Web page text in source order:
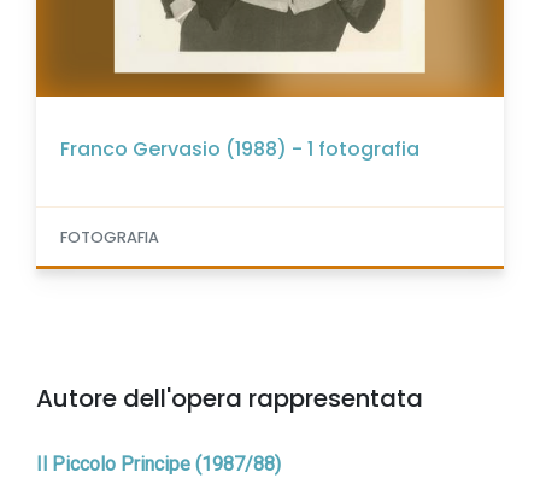
Franco Gervasio (1988) - 1 fotografia
FOTOGRAFIA
Autore dell'opera rappresentata
Il Piccolo Principe (1987/88)